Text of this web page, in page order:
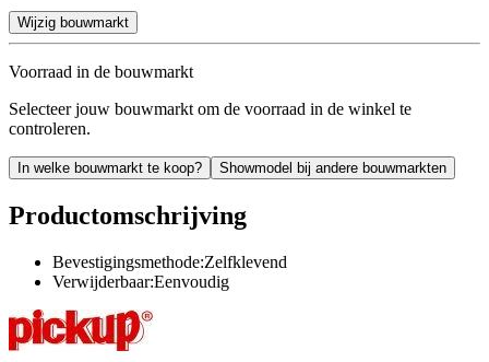
Wijzig bouwmarkt
Voorraad in de bouwmarkt
Selecteer jouw bouwmarkt om de voorraad in de winkel te
controleren.
In welke bouwmarkt te koop? Showmodel bij andere bouwmarkten
Productomschrijving
Bevestigingsmethode:Zelfklevend
Verwijderbaar:Eenvoudig